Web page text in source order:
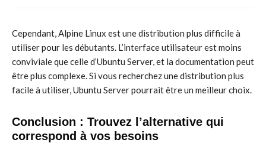
Cependant, Alpine Linux est une distribution plus difficile à
utiliser pour les débutants. L’interface utilisateur est moins
conviviale que celle d’Ubuntu Server, et la documentation peut
être plus complexe. Si vous recherchez une distribution plus
facile à utiliser, Ubuntu Server pourrait être un meilleur choix.
Conclusion : Trouvez l’alternative qui
correspond à vos besoins